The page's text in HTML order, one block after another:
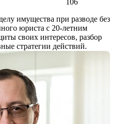
106
имущества при разводе без
юриста с 20-летним
своих интересов, разбор
стратегии действий.